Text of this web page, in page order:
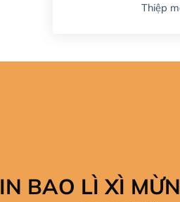
Thiệp
IN BAO LÌ XÌ